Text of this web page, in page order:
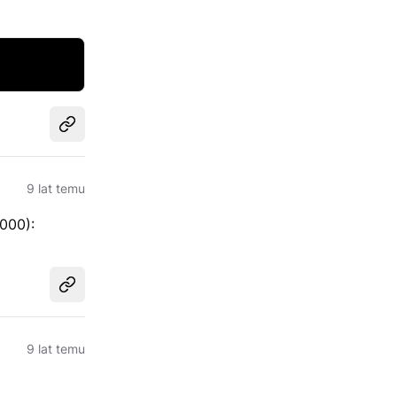
Udostępnij
9 lat temu
Udostępnij
9 lat temu